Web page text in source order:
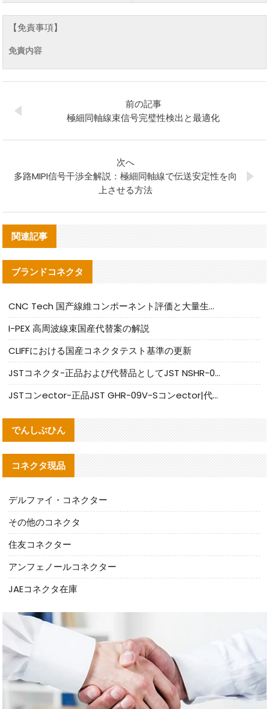
【免責事項】
免責内容
前の記事
極細同軸線束信号完璧性検出と最適化
次へ
多路MIPI信号干渉全解説：極細同軸線で伝送安定性を向
上させる方法
関連記事
ブランドコネクタ
CNC Tech 国产線維コンポーネント評価と大量生産適合ガイド
I-PEX 高周波線束国産代替案の解説
CLIFFにおける国産コネクタテスト基準の更新
JSTコネクタ-正品および代替品としてJST NSHR-02V-Sコネクタを提供します
JSTコンector-正品JST GHR-09V-Sコンector|代替品提供
でんしぶひん
コネクタ現品
デルファイ・コネクター
その他のコネクタ
住友コネクター
アンフェノールコネクター
JAEコネクタ在庫